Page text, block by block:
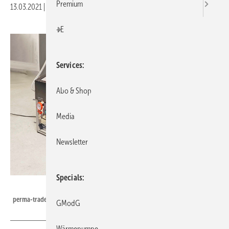
13.03.2021 Veröffentlicht in
perma-trade: Sauerstoffzehrpatrone OxRed PT-OR (Mitte).
Premium
+E
Services
Abo & Shop
Media
Newsletter
Specials
GModG